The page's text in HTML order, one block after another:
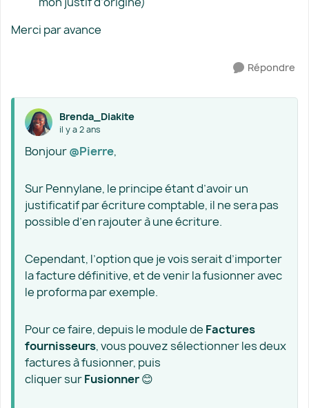
Merci par avance
Répondre
Brenda_Diakite
il y a 2 ans
Bonjour@Pierre,
Sur Pennylane, le principe étant d’avoir un
justificatif par écriture comptable, il ne sera pas
possible d’en rajouter à une écriture.
Cependant, l’option que je vois serait d’importer
la facture définitive, et de venir la fusionner avec
le proforma par exemple.
Pour ce faire, depuis le module de Factures
fournisseurs, vous pouvez sélectionner les deux
factures à fusionner, puis
cliquer surFusionner😊